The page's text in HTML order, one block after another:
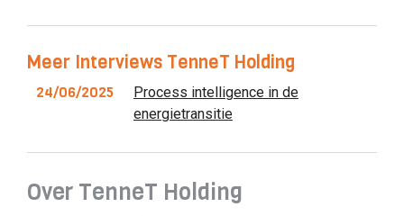
Meer Interviews TenneT Holding
24/06/2025
Process intelligence in de
energietransitie
Over TenneT Holding